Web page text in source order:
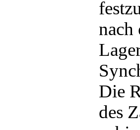
nach
Die
des